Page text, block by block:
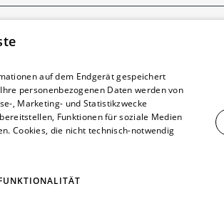
6.000
auf dem Endgerät gespeichert
personenbezogenen Daten werden von
, Marketing- und Statistikzwecke
Funktionen für soziale Medien
Cookies, die nicht technisch-notwendig